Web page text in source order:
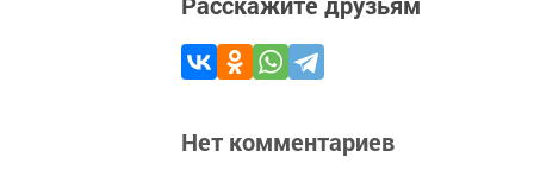
Нет комментариев